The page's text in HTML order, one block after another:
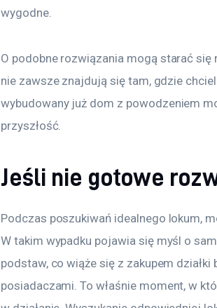
wygodne.
O podobne rozwiązania mogą starać się
nie zawsze znajdują się tam, gdzie
wybudowany już dom z powodzeniem
przyszłość.
Jeśli nie gotowe
Podczas poszukiwań idealnego lokum,
W takim wypadku pojawia się myśl o
podstaw, co wiąże się z zakupem
posiadaczami. To właśnie moment, w